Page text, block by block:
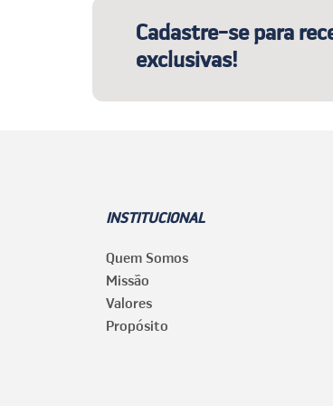
Cadastre-se para
exclusivas!
INSTITUCIONAL
Quem Somos
Missão
Valores
Propósito